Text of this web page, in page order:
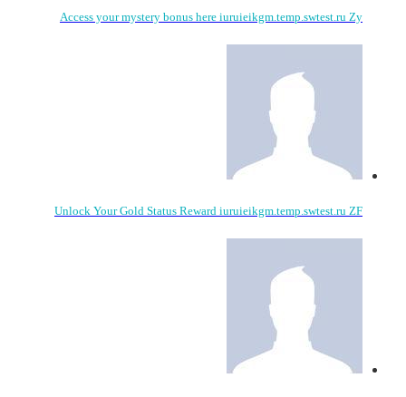
Access your mystery bonus here iuruieikgm.temp.swtest.ru Zy
Unlock Your Gold Status Reward iuruieikgm.temp.swtest.ru ZF